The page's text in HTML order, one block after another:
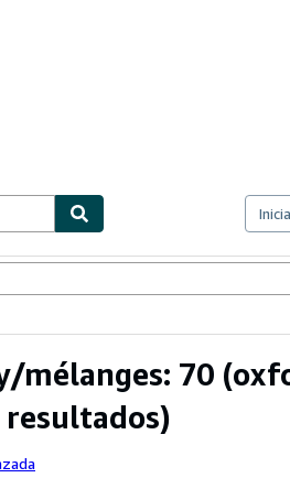
mélanges: 70
resultados)